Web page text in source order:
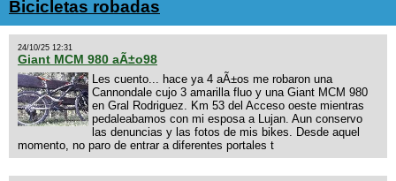
Bicicletas robadas
24/10/25 12:31
Giant MCM 980 aÃ±o98
Les cuento... hace ya 4 aÃ±os me robaron una
Cannondale cujo 3 amarilla fluo y una Giant MCM 980
en Gral Rodriguez. Km 53 del Acceso oeste mientras
pedaleabamos con mi esposa a Lujan. Aun conservo
las denuncias y las fotos de mis bikes. Desde aquel
momento, no paro de entrar a diferentes portales t